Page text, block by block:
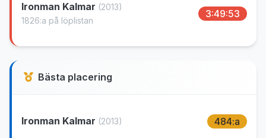
Ironman Kalmar (2013)
1826:a på löplistan
3:49:53
Bästa placering
Ironman Kalmar (2013) 484:a